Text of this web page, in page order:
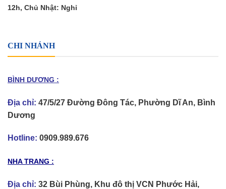
12h, Chủ Nhật: Nghỉ
CHI NHÁNH
BÌNH DƯƠNG :
Địa chỉ: 47/5/27 Đường Đông Tác, Phường Dĩ An, Bình
Dương
Hotline: 0909.989.676
NHA TRANG :
Địa chỉ: 32 Bùi Phùng, Khu đô thị VCN Phước Hải,